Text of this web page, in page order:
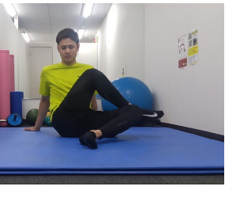
お客様の声（30代以下）
お客様の声（40代）
お客様の声（50代以上）
お客様の声（男性）